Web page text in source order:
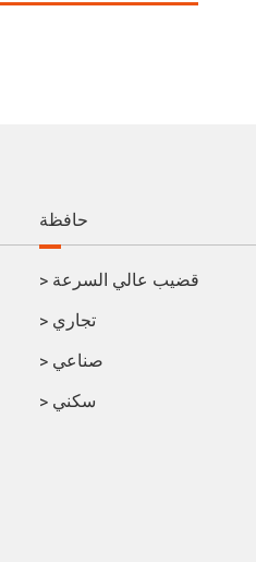
حافظة
> قضيب عالي السرعة
> تجاري
> صناعي
> سكني